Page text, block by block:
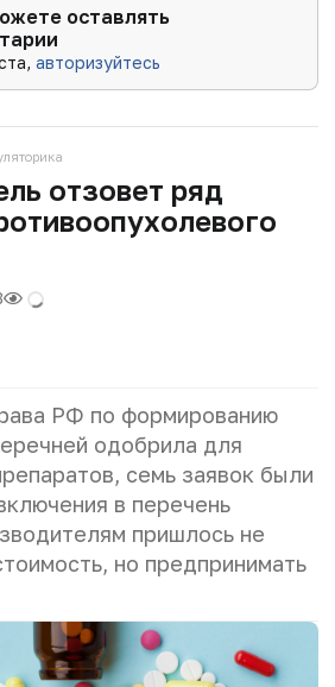
оставлять
авторизуйтесь
отзовет ряд
РФ по формированию
одобрила для
семь заявок были
в перечень
пришлось не
но предпринимать